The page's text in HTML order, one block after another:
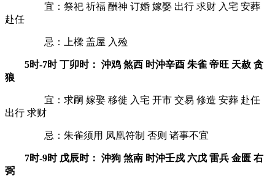
宜：祭祀 祈福 酬神 订婚 嫁娶 出行 求财 入宅 安葬
赴任
忌：上樑 盖屋 入殓
5时-7时 丁卯时： 沖鸡 煞西 时沖辛酉 朱雀 帝旺 天赦 贪
狼
宜：求嗣 嫁娶 移徙 入宅 开市 交易 修造 安葬 赴任
出行 求财
忌：朱雀须用 凤凰符制 否则 诸事不宜
7时-9时 戊辰时： 沖狗 煞南 时沖壬戍 六戊 雷兵 金匮 右
弼